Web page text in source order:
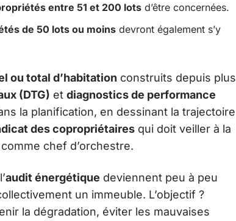
entre 51 et 200 lots d’être concernées.
de 50 lots ou moins devront également s’y
ou total d’habitation construits depuis plus
(DTG) et diagnostics de performance
la planification, en dessinant la trajectoire
des copropriétaires qui doit veiller à la
comme chef d’orchestre.
audit énergétique deviennent peu à peu
un immeuble. L’objectif ?
la dégradation, éviter les mauvaises